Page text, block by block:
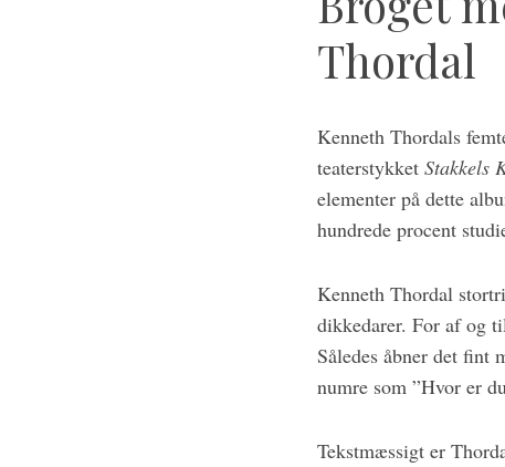
Thordal
Kenneth Thordals
teaterstykket Stakkels
elementer på dette
hundrede procent
Kenneth Thordal
dikkedarer. For af og
Således åbner det fint
numre som ”Hvor er
Tekstmæssigt er